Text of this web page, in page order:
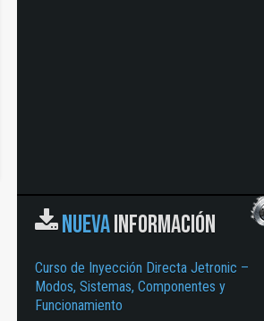
NUEVAINFORMACIÓN
Curso de Inyección Directa Jetronic –
Modos, Sistemas, Componentes y
Funcionamiento